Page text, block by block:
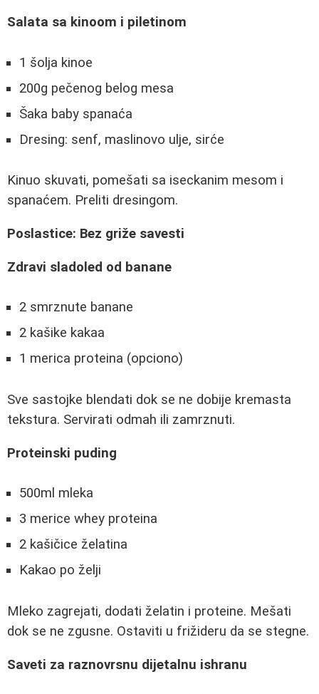
Salata sa kinoom i piletinom
1 šolja kinoe
200g pečenog belog mesa
Šaka baby spanaća
Dresing: senf, maslinovo ulje, sirće
Kinuo skuvati, pomešati sa iseckanim mesom i
spanaćem. Preliti dresingom.
Poslastice: Bez griže savesti
Zdravi sladoled od banane
2 smrznute banane
2 kašike kakaa
1 merica proteina (opciono)
Sve sastojke blendati dok se ne dobije kremasta
tekstura. Servirati odmah ili zamrznuti.
Proteinski puding
500ml mleka
3 merice whey proteina
2 kašičice želatina
Kakao po želji
Mleko zagrejati, dodati želatin i proteine. Mešati
dok se ne zgusne. Ostaviti u frižideru da se stegne.
Saveti za raznovrsnu dijetalnu ishranu